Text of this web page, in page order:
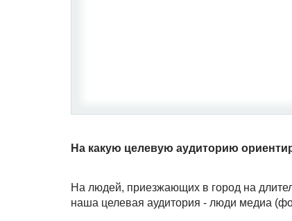
На какую целевую аудиторию
На людей, приезжающих в город на
наша целевая аудитория - люди медиа